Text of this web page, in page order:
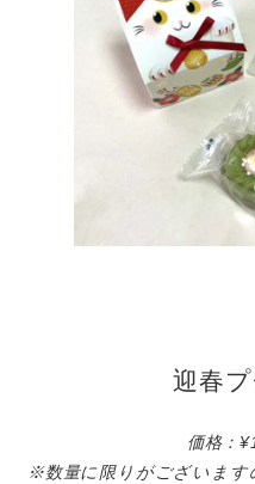
迎春
価格：
※数量に限りがございます